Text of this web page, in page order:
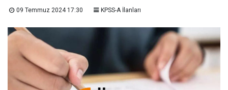
09 Temmuz 2024 17:30 KPSS-A İlanları